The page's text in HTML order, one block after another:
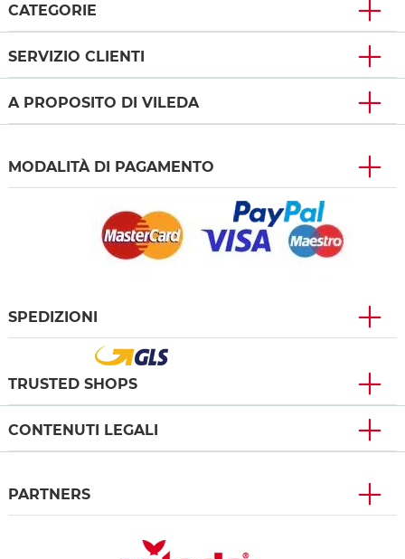
CATEGORIE
SERVIZIO CLIENTI
A PROPOSITO DI VILEDA
MODALITÀ DI PAGAMENTO
SPEDIZIONI
TRUSTED SHOPS
CONTENUTI LEGALI
PARTNERS